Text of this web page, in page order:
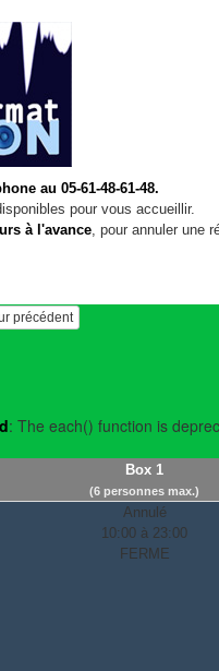
au 05-61-48-61-48.
pour vous accueillir.
à l'avance, pour annuler une
précédent
: The each() function is
Box 1
(6 personnes max.)
Annulé
10:00 à 23:00
FERME